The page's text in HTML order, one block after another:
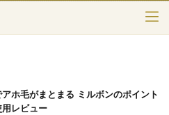
ホ毛がまとまる ミルボンのポイント
レビュー